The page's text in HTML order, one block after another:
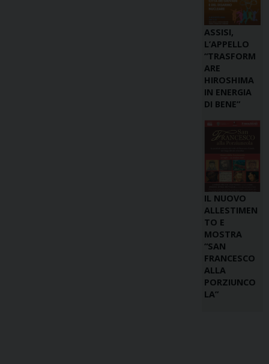
ASSISI,
L’APPELLO
“TRASFORM
ARE
HIROSHIMA
IN ENERGIA
DI BENE”
IL NUOVO
ALLESTIMEN
TO E
MOSTRA
“SAN
FRANCESCO
ALLA
PORZIUNCO
LA”